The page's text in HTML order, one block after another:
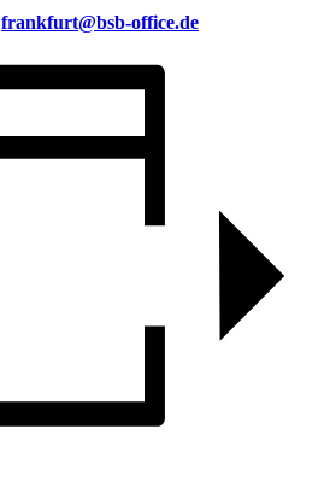
frankfurt@bsb-office.de